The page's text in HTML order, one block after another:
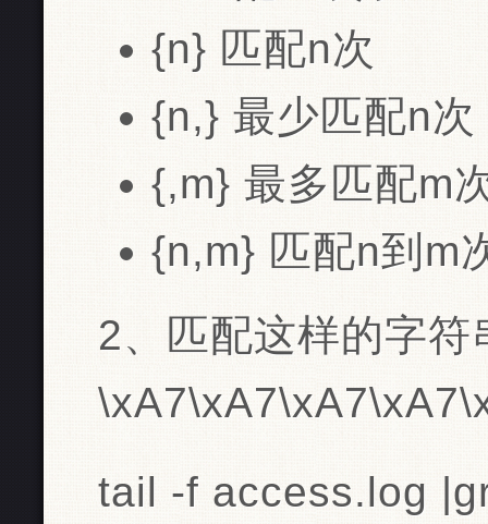
{n} 匹配n次
{n,} 最少匹配n次
{,m} 最多匹配m
{n,m} 匹配n到m
2、匹配这样的字符
tail -f access.log